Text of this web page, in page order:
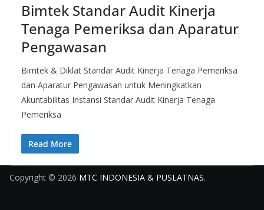
Bimtek Standar Audit Kinerja
Tenaga Pemeriksa dan Aparatur
Pengawasan
Bimtek & Diklat Standar Audit Kinerja Tenaga Pemeriksa
dan Aparatur Pengawasan untuk Meningkatkan
Akuntabilitas Instansi Standar Audit Kinerja Tenaga
Pemeriksa
Read More
Copyright © 2026 MTC INDONESIA & PUSLATNAS.